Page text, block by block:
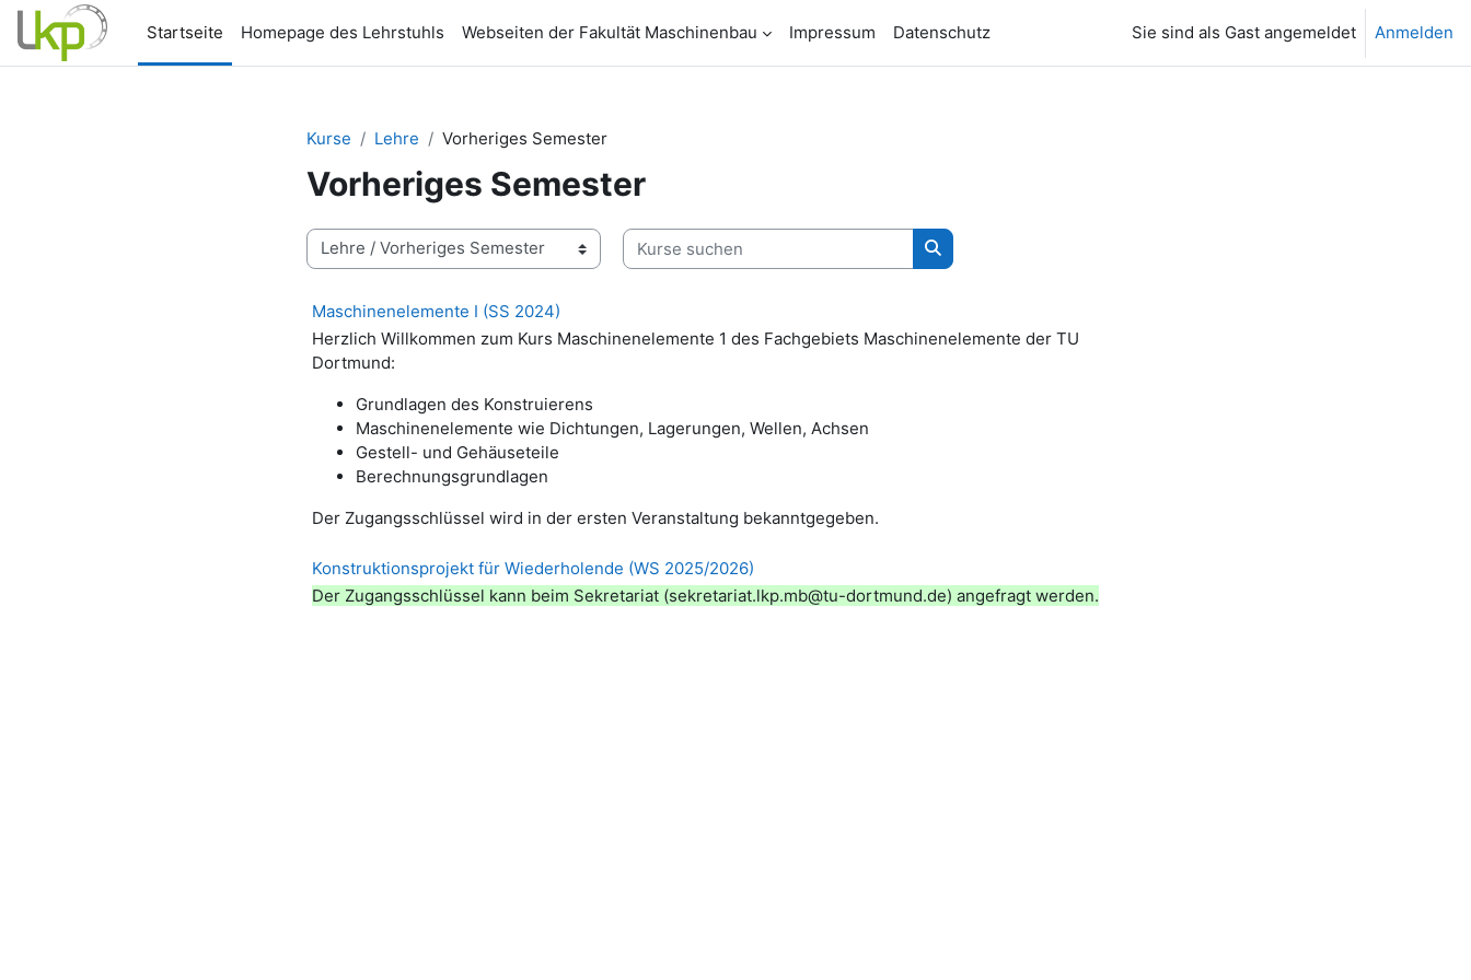
Zum Hauptinhalt
Startseite
Homepage des Lehrstuhls Webseiten der Fakultät Maschinenbau Impressum Datenschutz Sie sind als Gast angemeldet Anmelden
Kurse Lehre Vorheriges Semester
Vorheriges Semester
Kursbereiche
Kurse suchen
Kurse suchen
Maschinenelemente I (SS 2024)
Herzlich Willkommen zum Kurs Maschinenelemente 1 des Fachgebiets Maschinenelemente der TU
Dortmund:
Grundlagen des Konstruierens
Maschinenelemente wie Dichtungen, Lagerungen, Wellen, Achsen
Gestell- und Gehäuseteile
Berechnungsgrundlagen
Der Zugangsschlüssel wird in der ersten Veranstaltung bekanntgegeben.
Konstruktionsprojekt für Wiederholende (WS 2025/2026)
Der Zugangsschlüssel kann beim Sekretariat (sekretariat.lkp.mb@tu-dortmund.de) angefragt werden.